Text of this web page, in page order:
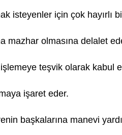
isteyenler için çok hayırlı
mazhar olmasına delalet
teşvik olarak kabul
işaret eder.
başkalarına manevi